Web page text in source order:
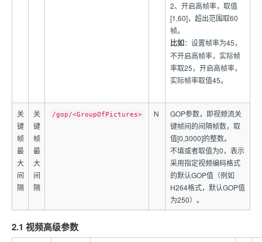
2、开启高帧率，取值
[1,60]，超出范围取60
帧。
比如：设置帧率为45，
不开启高帧率，实际帧
率取25，开启高帧率，
实际帧率取值45。
关
键
帧
最
大
间
隔
关
键
帧
最
大
间
隔
/gop/<GroupOfPictures> N
GOP参数，即视频流关
键帧间的间隔帧数，取
值[0,3000]的整数。
不填或者取值为0，表示
采用指定视频编码格式
的默认GOP值（例如
H264格式，默认GOP值
为250）。
2.1 视频高级参数